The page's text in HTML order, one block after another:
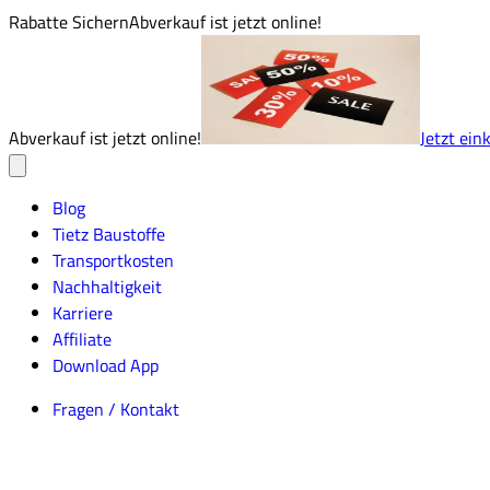
Rabatte SichernAbverkauf ist jetzt online!
Abverkauf ist jetzt online! Jetzt
Blog
Tietz Baustoffe
Transportkosten
Nachhaltigkeit
Karriere
Affiliate
Download App
Fragen / Kontakt